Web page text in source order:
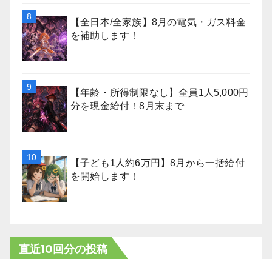
【全日本/全家族】8月の電気・ガス料金
を補助します！
【年齢・所得制限なし】全員1人5,000円
分を現金給付！8月末まで
【子ども1人約6万円】8月から一括給付
を開始します！
直近10回分の投稿